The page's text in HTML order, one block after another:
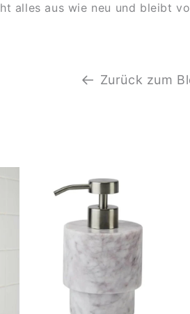
alles aus wie neu und bleibt
Zurück zum